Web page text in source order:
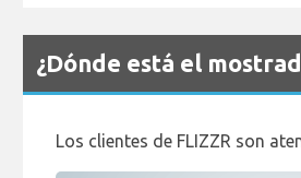
¿Dónde está el
Los clientes de FLIZZR son